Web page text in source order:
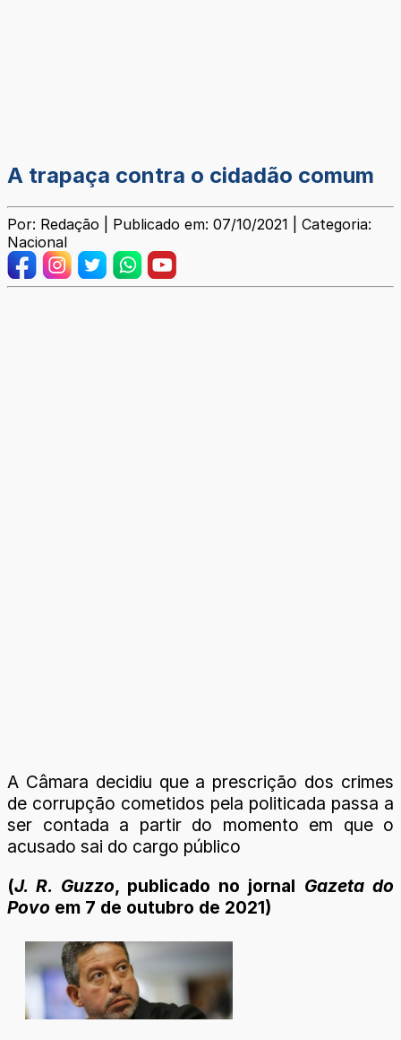
A trapaça contra o cidadão comum
Por: Redação | Publicado em: 07/10/2021 | Categoria:
Nacional
A Câmara decidiu que a prescrição dos crimes
de corrupção cometidos pela politicada passa a
ser contada a partir do momento em que o
acusado sai do cargo público
(J. R. Guzzo, publicado no jornal Gazeta do
Povo em 7 de outubro de 2021)